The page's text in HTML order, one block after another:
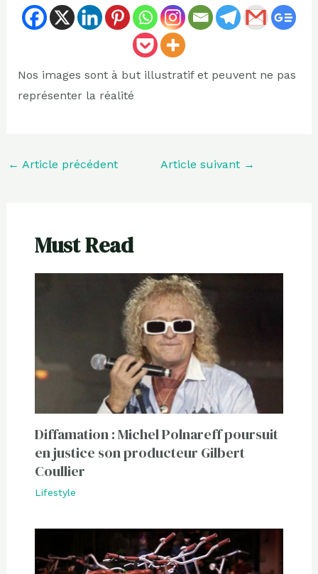
Nos images sont à but illustratif et peuvent ne pas
représenter la réalité
← Article précédent Article suivant →
Must Read
Diffamation : Michel Polnareff poursuit
en justice son producteur Gilbert
Coullier
Lifestyle